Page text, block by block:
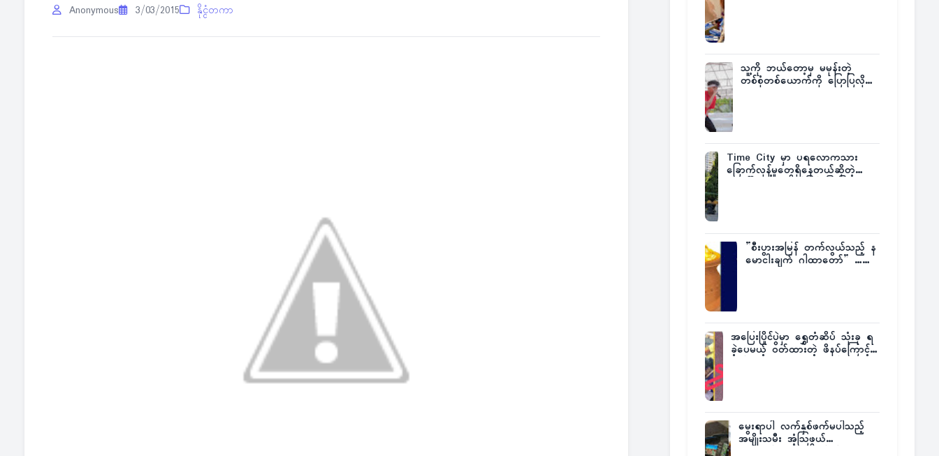
Anonymous 3/03/2015 နိုင္ငံတကာ
သူ့ကို ဘယ်တော့မှ မမုန်းတဲ့
တစ်စုံတစ်ယောက်ကို ပြောပြလိုက်
Time City မှာ ပရလောကသား
ခြောက်လှန့်မှုတွေရှိနေတယ်ဆိုတဲ့
”စီးပွားအမြန် တက်လွယ်သည့် န
မောငါးချက် ဂါထာတော်” ……
အပြေးပြိုင်ပွဲမှာ ရွှေတံဆိပ် သုံးခု ရ
ခဲ့ပေမယ့် ဝတ်ထားတဲ့ ဖိနပ်ကြောင့်
မွေးရာပါ လက်နှစ်ဖက်မပါသည့်
အမျိုးသမီး အံ့သြဖွယ်